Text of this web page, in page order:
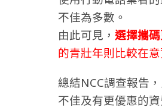
不佳為多數。
由此可見， 選擇攜
的青壯年則比較在
總結NCC調查報告
不佳及有更優惠的